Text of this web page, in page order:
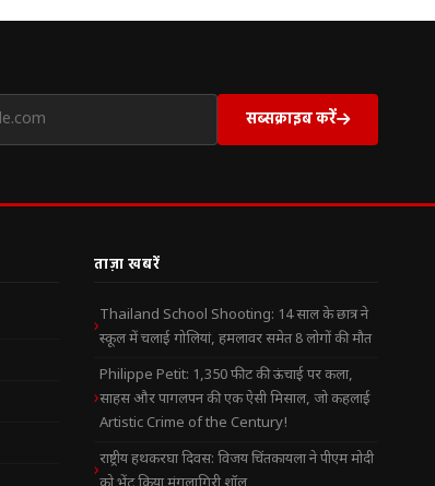
सब्सक्राइब करें
ताज़ा खबरें
Thailand School Shooting: 14 साल के छात्र ने
स्कूल में चलाई गोलियां, हमलावर समेत 8 लोगों की मौत
Philippe Petit: 1,350 फीट की ऊंचाई पर कला,
साहस और पागलपन की एक ऐसी मिसाल, जो कहलाई
Artistic Crime of the Century!
राष्ट्रीय हथकरघा दिवस: विजय चिंतकायला ने पीएम मोदी